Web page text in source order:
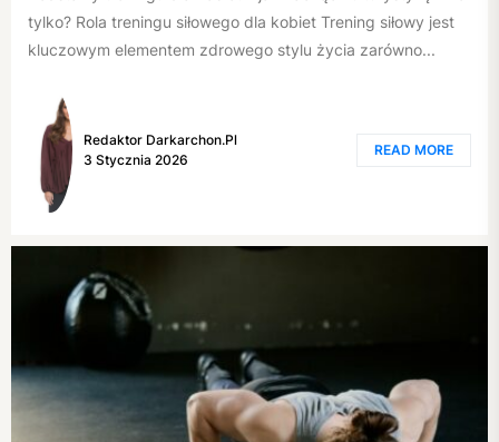
tylko? Rola treningu siłowego dla kobiet Trening siłowy jest
kluczowym elementem zdrowego stylu życia zarówno...
Redaktor Darkarchon.pl
3 Stycznia 2026
READ MORE